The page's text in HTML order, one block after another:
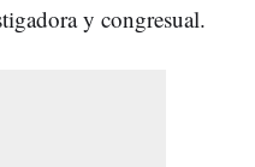
y congresual.